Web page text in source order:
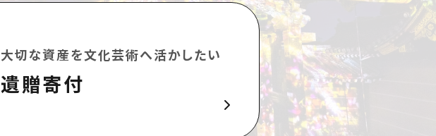
大切な資産を文化芸術へ活かしたい
遺贈寄付